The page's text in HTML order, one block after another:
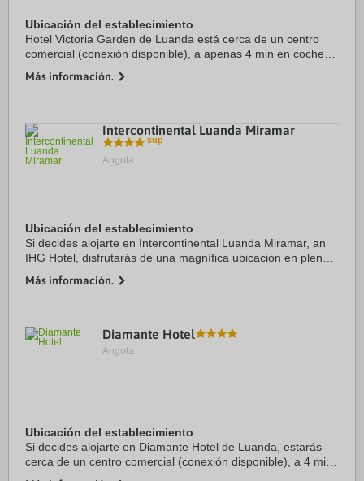
Ubicación del establecimiento
Hotel Victoria Garden de Luanda está cerca de un centro
comercial (conexión disponible), a apenas 4 min en coche
Además, este hotel se encuentra a 6,8 ...
Más información.
Intercontinental Luanda Miramar
Angola.
Ubicación del establecimiento
Si decides alojarte en Intercontinental Luanda Miramar, an
IHG Hotel, disfrutarás de una magnífica ubicación en pleno
Nossa Senhora de Nazaré y ...
Más información.
Diamante Hotel
Angola.
Ubicación del establecimiento
Si decides alojarte en Diamante Hotel de Luanda, estarás
cerca de un centro comercial (conexión disponible), a 4 min